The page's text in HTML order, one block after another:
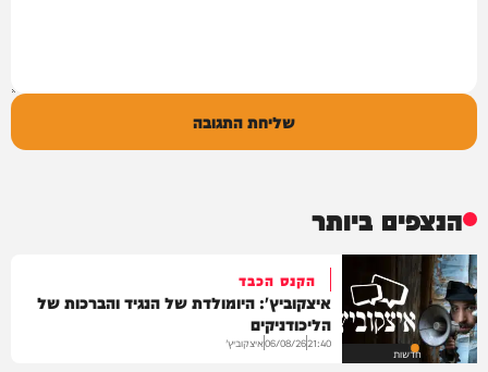
שליחת התגובה
הנצפים ביותר
חדשות
הקנס הכבד
איצקוביץ': היומולדת של הנגיד והברכות של
הליכודניקים
21:40
06/08/26איצקוביץ'